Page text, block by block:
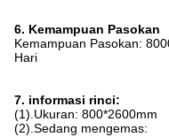
6. Kemampuan Pasokan
Kemampuan Pasokan:
Hari
7. informasi rinci:
(1).Ukuran: 800*2600mm
(2).Sedang mengemas: